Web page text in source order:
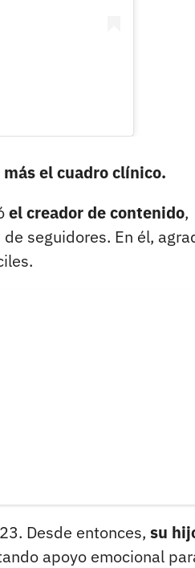
el cuadro clínico.
el creador de contenido,
seguidores. En él,
Desde entonces, su
apoyo emocional